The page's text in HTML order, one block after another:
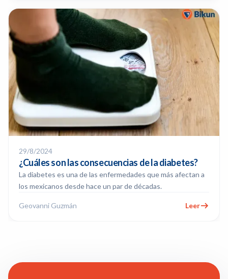
29/8/2024
¿Cuáles son las consecuencias de la diabetes?
La diabetes es una de las enfermedades que más afectan a
los mexicanos desde hace un par de décadas.
Geovanni Guzmán Leer